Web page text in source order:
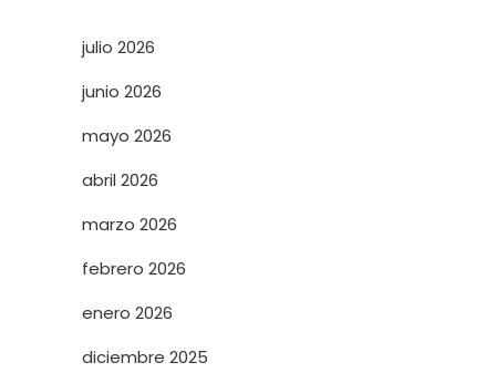
julio 2026
junio 2026
mayo 2026
abril 2026
marzo 2026
febrero 2026
enero 2026
diciembre 2025